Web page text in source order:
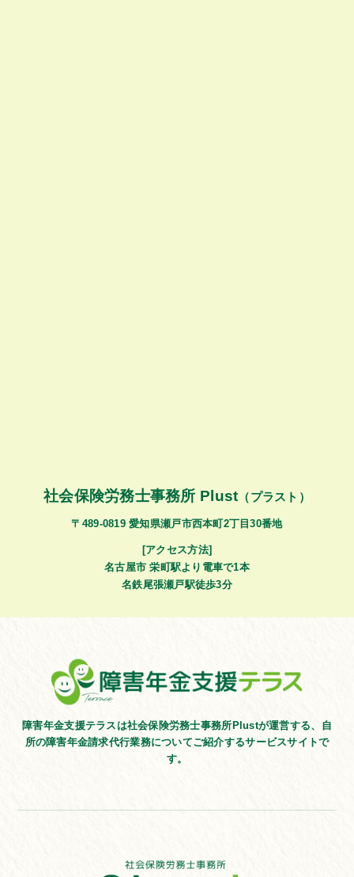
社会保険労務士事務所 Plust （プラスト）
〒489-0819 愛知県瀬戸市西本町2丁目30番地
[アクセス方法]
名古屋市 栄町駅より電車で1本
名鉄尾張瀬戸駅徒歩3分
障害年金支援テラスは社会保険労務士事務所Plustが運営する、 自
所の障害年金請求代行業務についてご紹介するサービスサイトで
す。